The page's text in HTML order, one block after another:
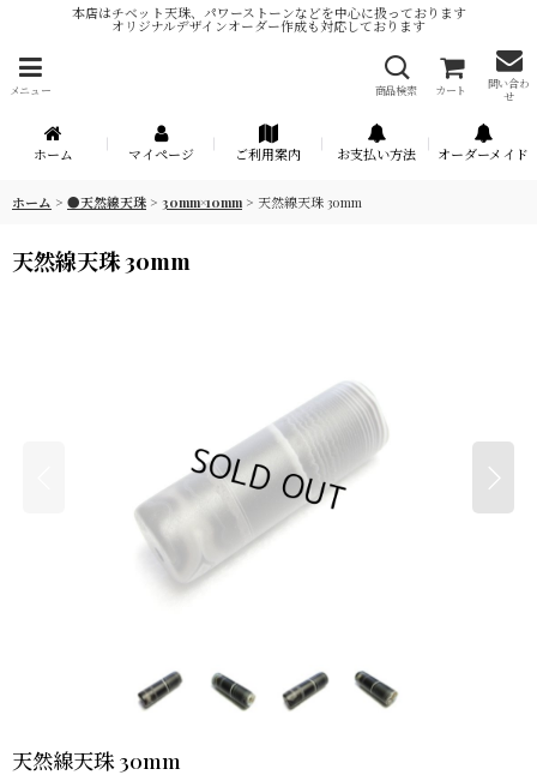
本店はチベット天珠、パワーストーンなどを中心に扱っております
オリジナルデザインオーダー作成も対応しております
メニュー 商品検索 カート
問い合わ
せ
ホーム マイページ ご利用案内 お支払い方法 オーダーメイド
ホーム > ●天然線天珠 > 30mm×10mm > 天然線天珠 30mm
天然線天珠 30mm
天然線天珠 30mm